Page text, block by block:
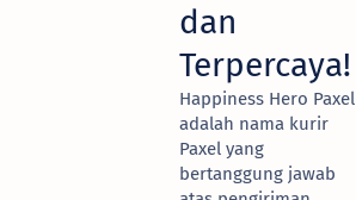
dan
Terpercaya!
Happiness Hero Paxel
adalah nama kurir
Paxel yang
bertanggung jawab